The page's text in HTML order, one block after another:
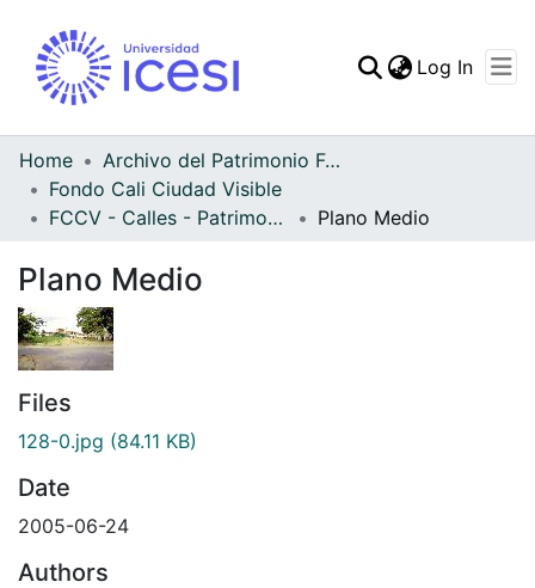
Log In
Home
Archivo del Patrimonio Fotográfico y Fílmico del Valle del Cauca
Fondo Cali Ciudad Visible
FCCV - Calles - Patrimonial
Plano Medio
Plano Medio
Files
128-0.jpg (84.11 KB)
Date
2005-06-24
Authors